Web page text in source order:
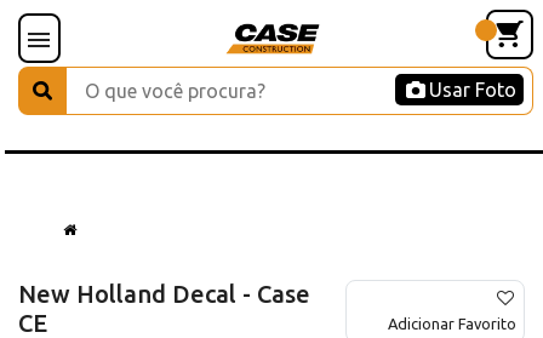
Usar Foto
New Holland Decal - Case
CE
Adicionar Favorito